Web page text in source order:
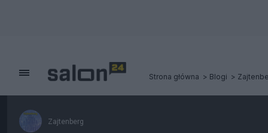
Strona główna Blogi
Zajtenberg